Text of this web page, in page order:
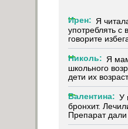
Ирен: Я
употреблять с
говорите
Николь: Я
школьного
дети их
Валентина: У
бронхит.
Препарат дали